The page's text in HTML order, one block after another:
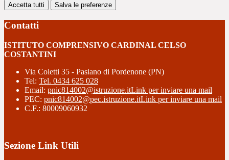
Accetta tutti Salva le preferenze
Contatti
ISTITUTO COMPRENSIVO CARDINAL CELSO
COSTANTINI
Via Coletti 35 - Pasiano di Pordenone (PN)
Tel: Tel. 0434 625 028
Email: pnic814002@istruzione.itLink per inviare una mail
PEC: pnic814002@pec.istruzione.itLink per inviare una mail
C.F.: 80009060932
Sezione Link Utili